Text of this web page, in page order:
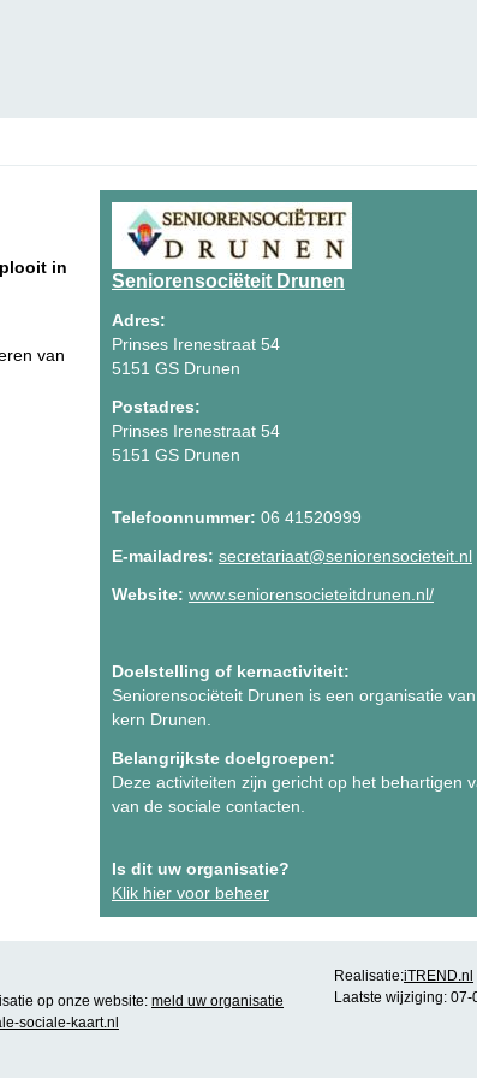
in
van
Seniorensociëteit Drunen
Adres:
Prinses Irenestraat 54
5151 GS Drunen
Postadres:
Prinses Irenestraat 54
5151 GS Drunen
Telefoonnummer: 06 41520999
E-mailadres: secretariaat@seniorensocieteit.nl
Website: www.seniorensocieteitdrunen.nl/
Doelstelling of kernactiviteit:
Seniorensociëteit Drunen is een organisatie
kern Drunen.
Belangrijkste doelgroepen:
Deze activiteiten zijn gericht op het behartigen
van de sociale contacten.
Is dit uw organisatie?
Klik hier voor beheer
op onze website: meld uw organisatie
sociale-kaart.nl
Realisatie:iTREND.nl
Laatste wijziging: 07-